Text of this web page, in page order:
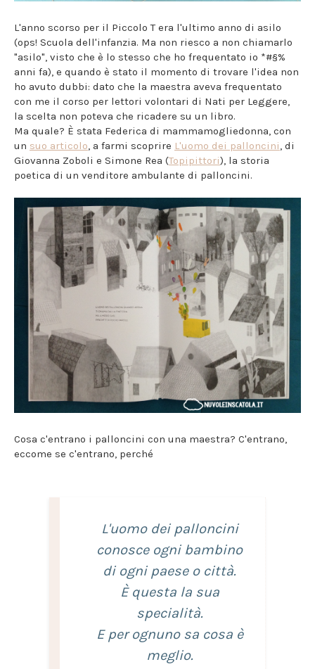
L'anno scorso per il Piccolo T era l'ultimo anno di asilo
(ops! Scuola dell'infanzia. Ma non riesco a non chiamarlo
"asilo", visto che è lo stesso che ho frequentato io *#§%
anni fa), e quando è stato il momento di trovare l'idea non
ho avuto dubbi: dato che la maestra aveva frequentato
con me il corso per lettori volontari di Nati per Leggere,
la scelta non poteva che ricadere su un libro.
Ma quale? È stata Federica di mammamogliedonna, con
un suo articolo , a farmi scoprire L'uomo dei palloncini , di
Giovanna Zoboli e Simone Rea (Topipittori), la storia
poetica di un venditore ambulante di palloncini.
Cosa c'entrano i palloncini con una maestra? C'entrano,
eccome se c'entrano, perché
L'uomo dei palloncini
conosce ogni bambino
di ogni paese o città.
È questa la sua
specialità.
E per ognuno sa cosa è
meglio.